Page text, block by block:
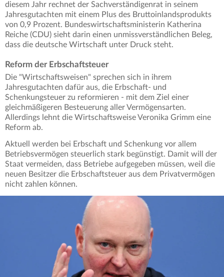
diesem Jahr rechnet der Sachverständigenrat in seinem
Jahresgutachten mit einem Plus des Bruttoinlandsprodukts
von 0,9 Prozent. Bundeswirtschaftsministerin Katherina
Reiche (CDU) sieht darin einen unmissverständlichen Beleg,
dass die deutsche Wirtschaft unter Druck steht.
Reform der Erbschaftsteuer
Die "Wirtschaftsweisen" sprechen sich in ihrem
Jahresgutachten dafür aus, die Erbschaft- und
Schenkungsteuer zu reformieren - mit dem Ziel einer
gleichmäßigeren Besteuerung aller Vermögensarten.
Allerdings lehnt die Wirtschaftsweise Veronika Grimm eine
Reform ab.
Aktuell werden bei Erbschaft und Schenkung vor allem
Betriebsvermögen steuerlich stark begünstigt. Damit will der
Staat vermeiden, dass Betriebe aufgegeben müssen, weil die
neuen Besitzer die Erbschaftsteuer aus dem Privatvermögen
nicht zahlen können.